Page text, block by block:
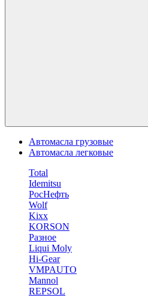
Автомасла грузовые
Автомасла легковые
Total
Idemitsu
РосНефть
Wolf
Kixx
KORSON
Разное
Liqui Moly
Hi-Gear
VMPAUTO
Mannol
REPSOL